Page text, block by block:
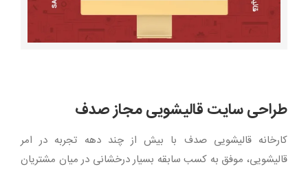
طراحی سایت قالیشویی مجاز صدف
کارخانه قالیشویی صدف با بیش از چند دهه تجربه در امر
قالیشویی، موفق به کسب سابقه بسیار درخشانی در میان مشتریان